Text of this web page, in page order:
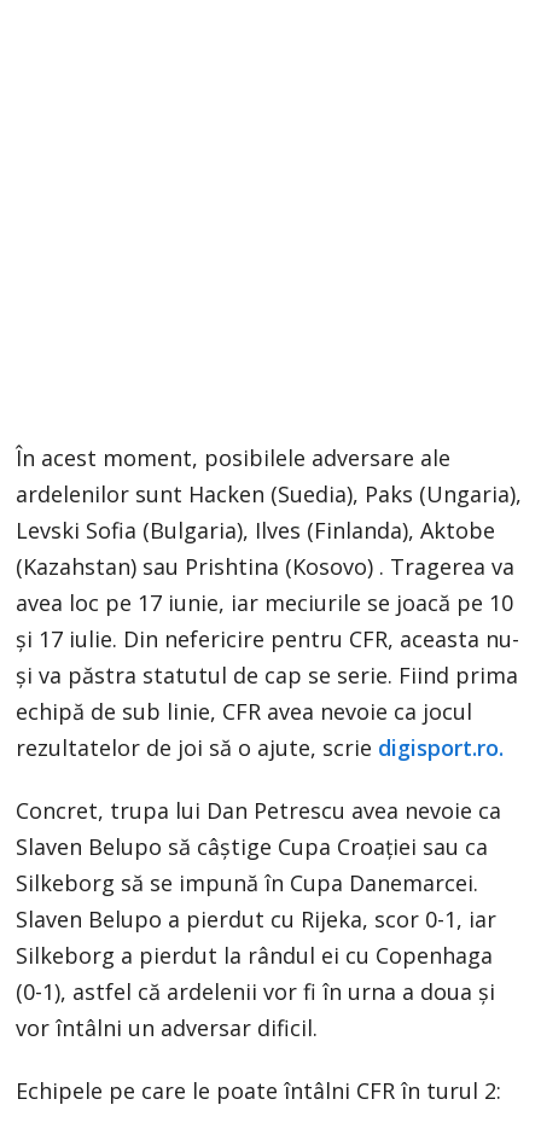
În acest moment, posibilele adversare ale
ardelenilor sunt Hacken (Suedia), Paks (Ungaria),
Levski Sofia (Bulgaria), Ilves (Finlanda), Aktobe
(Kazahstan) sau Prishtina (Kosovo) . Tragerea va
avea loc pe 17 iunie, iar meciurile se joacă pe 10
și 17 iulie. Din nefericire pentru CFR, aceasta nu-
și va păstra statutul de cap se serie. Fiind prima
echipă de sub linie, CFR avea nevoie ca jocul
rezultatelor de joi să o ajute, scrie digisport.ro.
Concret, trupa lui Dan Petrescu avea nevoie ca
Slaven Belupo să câștige Cupa Croației sau ca
Silkeborg să se impună în Cupa Danemarcei.
Slaven Belupo a pierdut cu Rijeka, scor 0-1, iar
Silkeborg a pierdut la rândul ei cu Copenhaga
(0-1), astfel că ardelenii vor fi în urna a doua și
vor întâlni un adversar dificil.
Echipele pe care le poate întâlni CFR în turul 2: